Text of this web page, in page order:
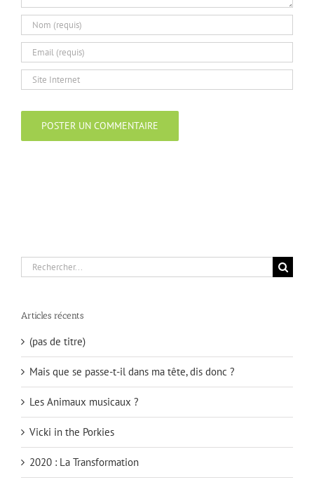
Rechercher:
Articles récents
(pas de titre)
Mais que se passe-t-il dans ma tête, dis donc ?
Les Animaux musicaux ?
Vicki in the Porkies
2020 : La Transformation